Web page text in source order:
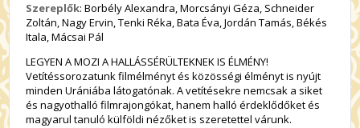
Szereplők: Borbély Alexandra, Morcsányi Géza, Schneider
Zoltán, Nagy Ervin, Tenki Réka, Bata Éva, Jordán Tamás, Békés
Itala, Mácsai Pál
LEGYEN A MOZI A HALLÁSSÉRÜLTEKNEK IS ÉLMÉNY!
Vetítéssorozatunk filmélményt és közösségi élményt is nyújt
minden Urániába látogatónak. A vetítésekre nemcsak a siket
és nagyothalló filmrajongókat, hanem halló érdeklődőket és
magyarul tanuló külföldi nézőket is szeretettel várunk.